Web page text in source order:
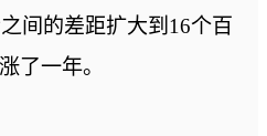
间的差距扩大到16个百
了一年。